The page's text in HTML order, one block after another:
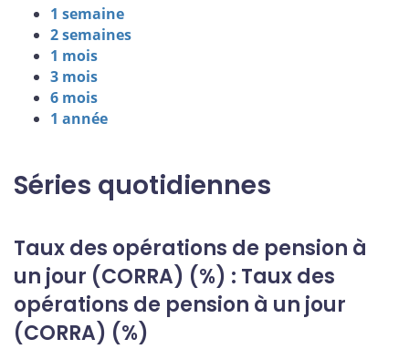
1 semaine
2 semaines
1 mois
3 mois
6 mois
1 année
Séries quotidiennes
Taux des opérations de pension à
un jour (CORRA) (%) : Taux des
opérations de pension à un jour
(CORRA) (%)